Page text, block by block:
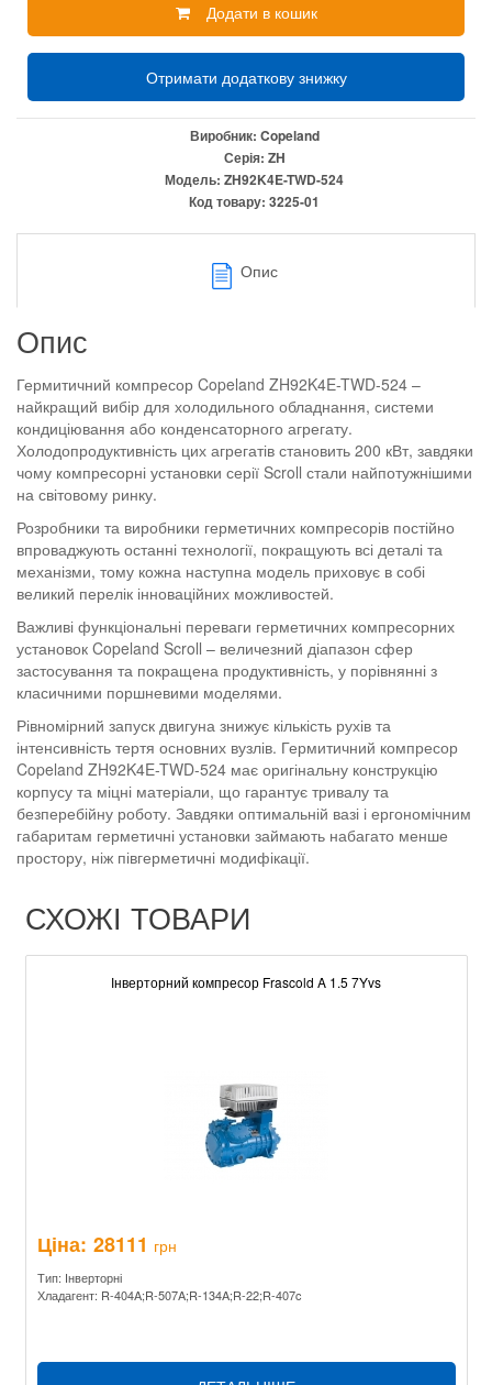
Додати в кошик
Отримати додаткову знижку
Виробник: Copeland
Серія: ZH
Модель: ZH92K4E-TWD-524
Код товару: 3225-01
Опис
Опис
Гермитичний компресор Copeland ZH92K4E-TWD-524 –
найкращий вибір для холодильного обладнання, системи
кондиціювання або конденсаторного агрегату.
Холодопродуктивність цих агрегатів становить 200 кВт, завдяки
чому компресорні установки серії Scroll стали найпотужнішими
на світовому ринку.
Розробники та виробники герметичних компресорів постійно
впроваджують останні технології, покращують всі деталі та
механізми, тому кожна наступна модель приховує в собі
великий перелік інноваційних можливостей.
Важливі функціональні переваги герметичних компресорних
установок Copeland Scroll – величезний діапазон сфер
застосування та покращена продуктивність, у порівнянні з
класичними поршневими моделями.
Рівномірний запуск двигуна знижує кількість рухів та
інтенсивність тертя основних вузлів. Гермитичний компресор
Copeland ZH92K4E-TWD-524 має оригінальну конструкцію
корпусу та міцні матеріали, що гарантує тривалу та
безперебійну роботу. Завдяки оптимальній вазі і ергономічним
габаритам герметичні установки займають набагато менше
простору, ніж півгерметичні модифікації.
СХОЖІ ТОВАРИ
Інверторний компресор Frascold A 1.5 7Yvs
Ціна: 28111 грн
Тип: Інверторні
Хладагент: R-404A;R-507A;R-134A;R-22;R-407c